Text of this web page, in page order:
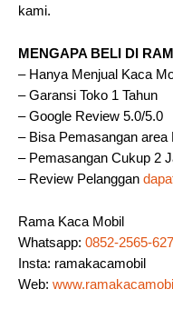
kami.
MENGAPA BELI DI
– Hanya Menjual Kaca
– Garansi Toko 1 Tahun
– Google Review 5.0/5.0
– Bisa Pemasangan area
– Pemasangan Cukup 2
– Review Pelanggan
Rama Kaca Mobil
Whatsapp: 0852-2565-
Insta: ramakacamobil
Web: